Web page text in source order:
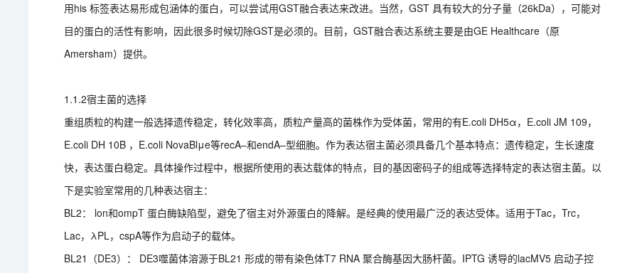
用his 标签表达易形成包涵体的蛋白，可以尝试用GST融合表达来改进。当然，GST 具有较大的分子量（26kDa），可能对
目的蛋白的活性有影响，因此很多时候切除GST是必须的。目前，GST融合表达系统主要是由GE Healthcare（原
Amersham）提供。
1.1.2宿主菌的选择
重组质粒的构建一般选择遗传稳定，转化效率高，质粒产量高的菌株作为受体菌，常用的有E.coli DH5α，E.coli JM 109，
E.coli DH 10B ，E.coli NovaBlμe等recA–和endA–型细胞。作为表达宿主菌必须具备几个基本特点：遗传稳定，生长速度
快，表达蛋白稳定。具体操作过程中，根据所使用的表达载体的特点，目的基因密码子的组成等选择特定的表达宿主菌。以
下是实验室常用的几种表达宿主：
BL2： lon和ompT 蛋白酶缺陷型，避免了宿主对外源蛋白的降解。是经典的使用最广泛的表达受体。适用于Tac，Trc，
Lac，λPL，cspA等作为启动子的载体。
BL21（DE3）： DE3噬菌体溶源于BL21 形成的带有染色体T7 RNA 聚合酶基因大肠杆菌。IPTG 诱导的lacΜV5 启动子控